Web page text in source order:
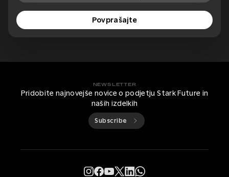
Povprašajte
NEWSLETTER
Pridobite najnovejše novice o podjetju Stark Future in
naših izdelkih
Subscribe